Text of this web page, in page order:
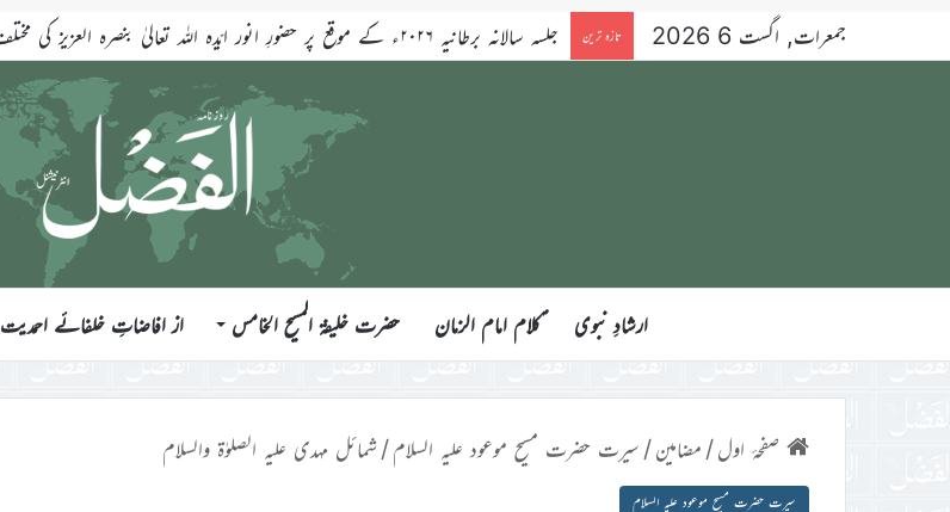
جمعرات, اگست 6 2026 تازہ ترین
ارشادِ نبوی ؑکلام امام الزمان حضرت خلیفۃ المسیح الخامس از افاضاتِ خلفائے احمدیت
صفحۂ اول/ مضامین/ سیرت حضرت مسیح موعود علیہ السلام/شمائل مہدی علیہ الصلوٰۃ والسلام
سیرت حضرت مسیح موعود علیہ السلام